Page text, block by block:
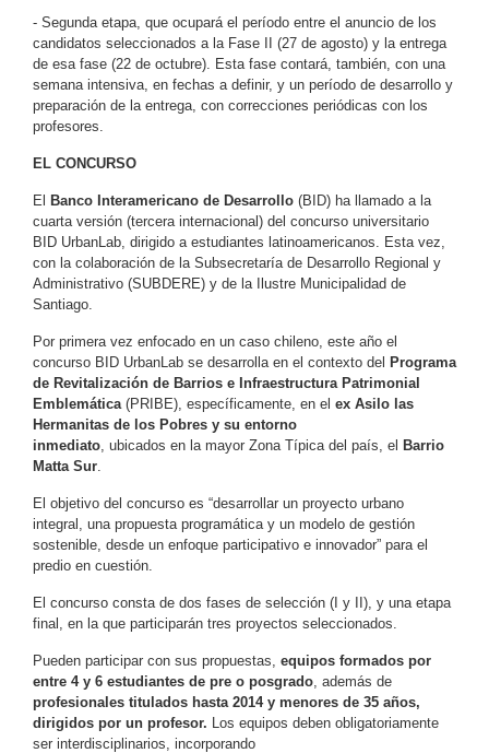
- Segunda etapa, que ocupará el período entre el anuncio de los
candidatos seleccionados a la Fase II (27 de agosto) y la entrega
de esa fase (22 de octubre). Esta fase contará, también, con una
semana intensiva, en fechas a definir, y un período de desarrollo y
preparación de la entrega, con correcciones periódicas con los
profesores.
EL CONCURSO
El Banco Interamericano de Desarrollo (BID) ha llamado a la
cuarta versión (tercera internacional) del concurso universitario
BID UrbanLab, dirigido a estudiantes latinoamericanos. Esta vez,
con la colaboración de la Subsecretaría de Desarrollo Regional y
Administrativo (SUBDERE) y de la Ilustre Municipalidad de
Santiago.
Por primera vez enfocado en un caso chileno, este año el
concurso BID UrbanLab se desarrolla en el contexto del Programa
de Revitalización de Barrios e Infraestructura Patrimonial
Emblemática (PRIBE), específicamente, en el ex Asilo las
Hermanitas de los Pobres y su entorno
inmediato , ubicados en la mayor Zona Típica del país, el Barrio
Matta Sur
El objetivo del concurso es “desarrollar un proyecto urbano
integral, una propuesta programática y un modelo de gestión
sostenible, desde un enfoque participativo e innovador” para el
predio en cuestión.
El concurso consta de dos fases de selección (I y II), y una etapa
final, en la que participarán tres proyectos seleccionados.
Pueden participar con sus propuestas, equipos formados por
entre 4 y 6 estudiantes de pre o posgrado , además de
profesionales titulados hasta 2014 y menores de 35 años,
dirigidos por un profesor. Los equipos deben obligatoriamente
ser interdisciplinarios, incorporando